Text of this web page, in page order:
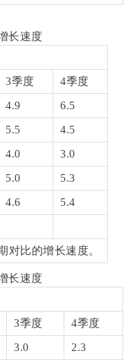
长速度
3季度 4季度
4.9 6.5
5.5 4.5
4.0 3.0
5.0 5.3
4.6 5.4
对比的增长速度。
长速度
3季度 4季度
3.0 2.3